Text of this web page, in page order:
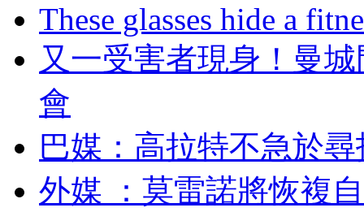
These glasses hide a
又一受害者現身！
會
巴媒 ：高拉特不急
外媒 ：莫雷諾將恢